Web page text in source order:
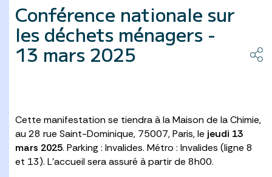
Conférence nationale sur
les déchets ménagers -
13 mars 2025
Cette manifestation se tiendra à la Maison de la Chimie,
au 28 rue Saint-Dominique, 75007, Paris, le jeudi 13
mars 2025. Parking : Invalides. Métro : Invalides (ligne 8
et 13). L’accueil sera assuré à partir de 8h00.